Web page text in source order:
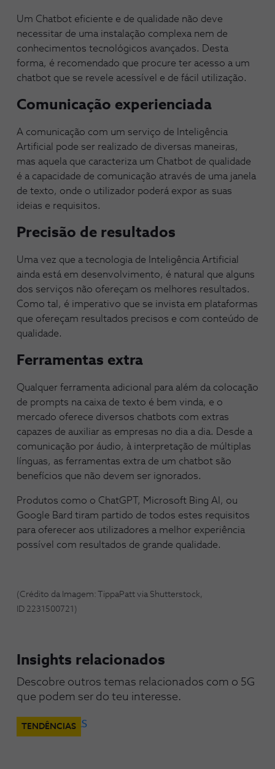
Um Chatbot eficiente e de qualidade não deve
necessitar de uma instalação complexa nem de
conhecimentos tecnológicos avançados. Desta
forma, é recomendado que procure ter acesso a um
chatbot que se revele acessível e de fácil utilização.
Comunicação experienciada
A comunicação com um serviço de Inteligência
Artificial pode ser realizado de diversas maneiras,
mas aquela que caracteriza um Chatbot de qualidade
é a capacidade de comunicação através de uma janela
de texto, onde o utilizador poderá expor as suas
ideias e requisitos.
Precisão de resultados
Uma vez que a tecnologia de Inteligência Artificial
ainda está em desenvolvimento, é natural que alguns
dos serviços não ofereçam os melhores resultados.
Como tal, é imperativo que se invista em plataformas
que ofereçam resultados precisos e com conteúdo de
qualidade.
Ferramentas extra
Qualquer ferramenta adicional para além da colocação
de prompts na caixa de texto é bem vinda, e o
mercado oferece diversos chatbots com extras
capazes de auxiliar as empresas no dia a dia. Desde a
comunicação por áudio, à interpretação de múltiplas
línguas, as ferramentas extra de um chatbot são
benefícios que não devem ser ignorados.
Produtos como o ChatGPT, Microsoft Bing AI, ou
Google Bard tiram partido de todos estes requisitos
para oferecer aos utilizadores a melhor experiência
possível com resultados de grande qualidade.
(Crédito da Imagem: TippaPatt via Shutterstock,
ID 2231500721)
Insights relacionados
Descobre outros temas relacionados com o 5G
que podem ser do teu interesse.
TENDÊNCIAS